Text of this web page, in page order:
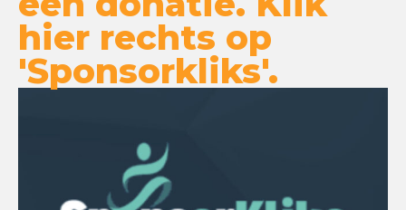
hier rechts op
'Sponsorkliks'.